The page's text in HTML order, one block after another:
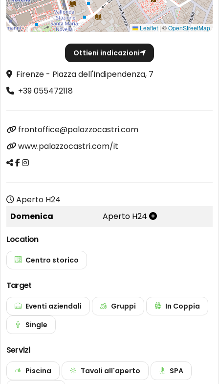
Leaflet | ©OpenStreetMap
Ottieni indicazioni
Firenze - Piazza dell'Indipendenza, 7
+39 055472118
frontoffice@palazzocastri.com
www.palazzocastri.com/it
Aperto H24
Domenica
Aperto H24
Location
Centro storico
Target
Eventi aziendali Gruppi
In Coppia
Single
Servizi
Piscina Tavoli all'aperto
SPA